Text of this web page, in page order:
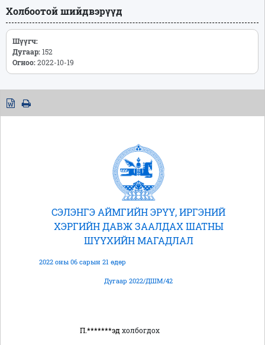
Холбоотой шийдвэрүүд
Шүүгч:
Дугаар:152
Огноо:2022-10-19
СЭЛЭНГЭ АЙМГИЙН ЭРҮҮ, ИРГЭНИЙ
ХЭРГИЙН ДАВЖ ЗААЛДАХ ШАТНЫ
ШҮҮХИЙН МАГАДЛАЛ
2022 оны 06 сарын 21 өдөр
Дугаар 2022/ДШМ/42
П.*******эдхолбогдох